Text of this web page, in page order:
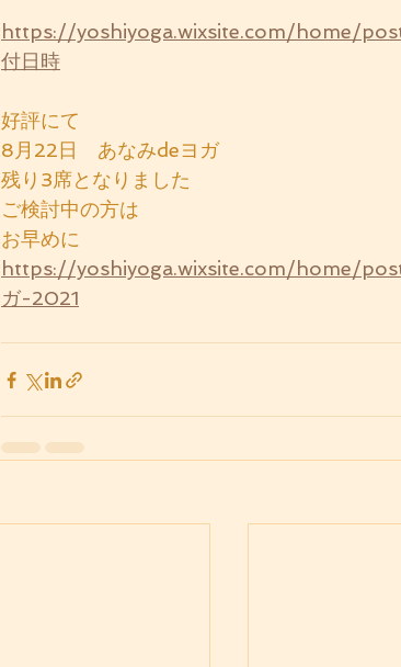
https://yoshiyoga.wixsite.com/home/
付日時
好評にて
8月22日　あなみdeヨガ
残り3席となりました
ご検討中の方は
お早めに
https://yoshiyoga.wixsite.com/home/
ガ-2021